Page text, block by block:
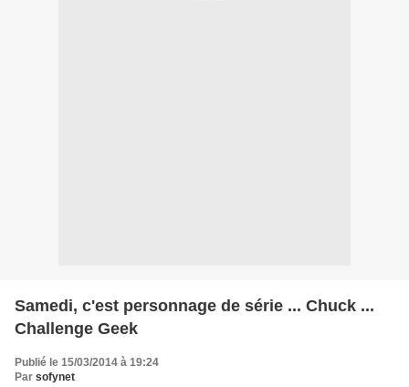
Samedi, c'est personnage de série ... Chuck ...
Challenge Geek
Publié le 15/03/2014 à 19:24
Par sofynet